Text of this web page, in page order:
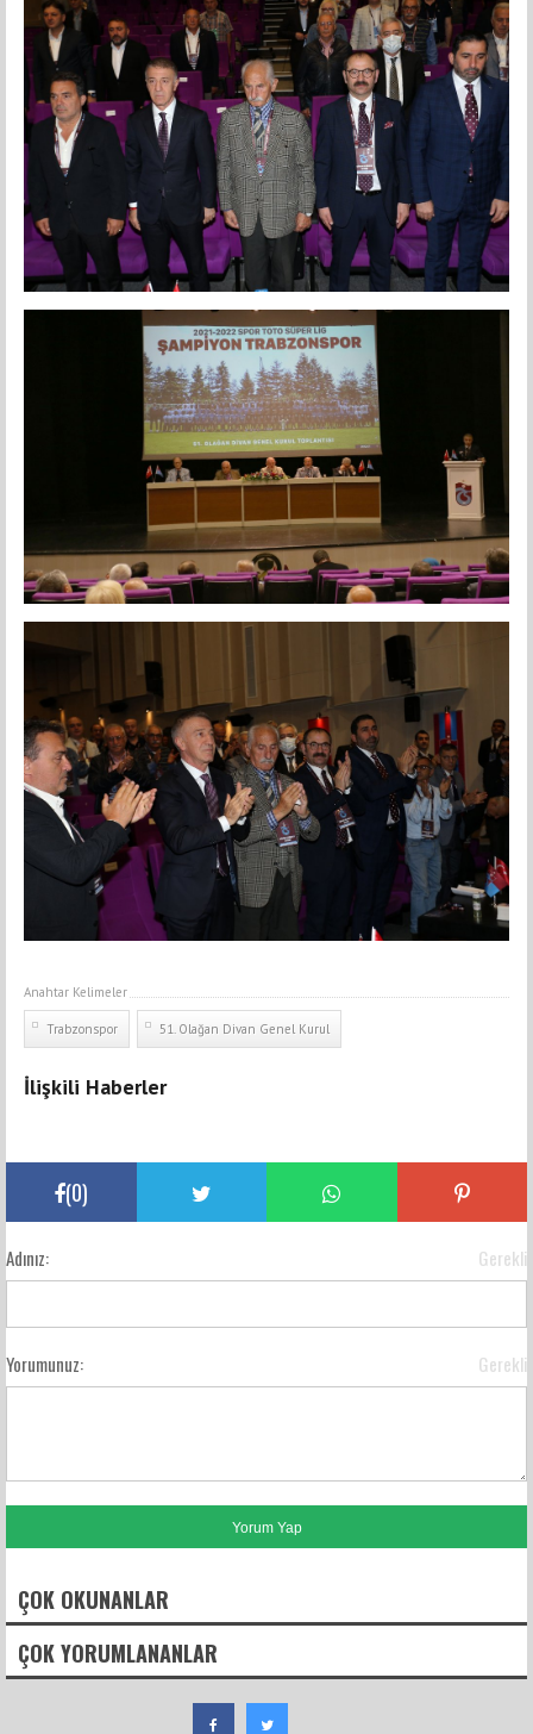
Anahtar Kelimeler
Trabzonspor 51. Olağan Divan Genel Kurul
İlişkili Haberler
(0)
Adınız: Gerekli
Yorumunuz: Gerekli
ÇOK OKUNANLAR
ÇOK YORUMLANANLAR